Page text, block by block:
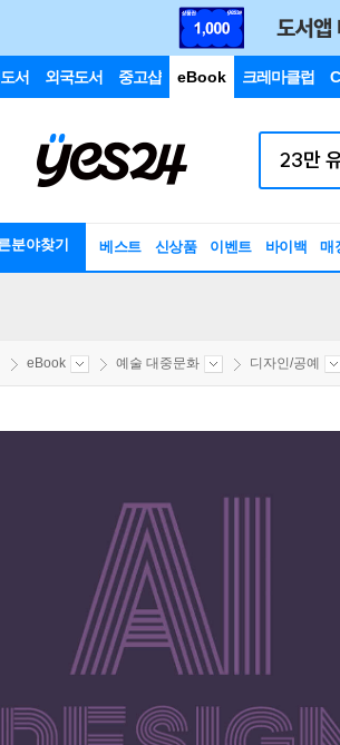
서 외국도서 중고샵 eBook 크레마클럽
분야찾기 베스트 신상품 이벤트 바이백 매
eBook 예술 대중문화 디자인/공예